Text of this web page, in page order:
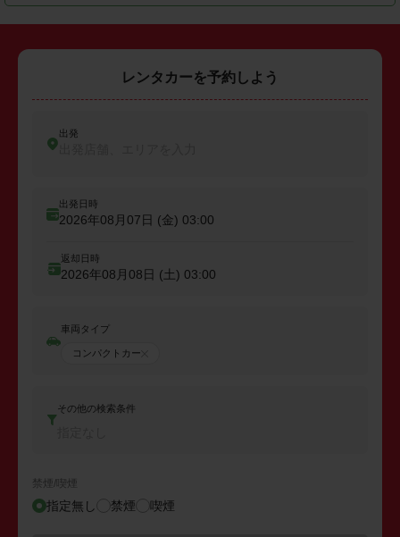
レンタカーを予約しよう
出発
出発日時
2026年08月07日 (金) 03:00
返却日時
2026年08月08日 (土) 03:00
車両タイプ
コンパクトカー
その他の検索条件
禁煙/喫煙
指定無し 禁煙 喫煙